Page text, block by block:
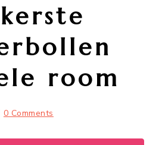
room
0 Comments